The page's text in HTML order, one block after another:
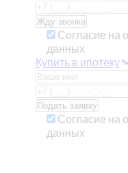
Согласие на
данных
Купить в ипотеку
Согласие на
данных